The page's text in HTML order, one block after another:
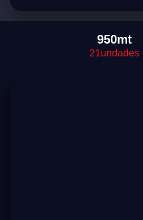
950mt
21undades